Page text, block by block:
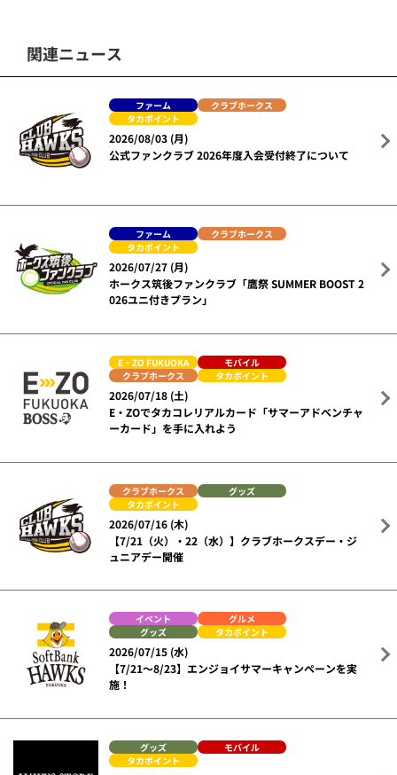
関連ニュース
ファーム
クラブホークス
タカポイント
2026/08/03 (月)
公式ファンクラブ 2026年度入会受付終了について
ファーム
クラブホークス
タカポイント
2026/07/27 (月)
ホークス筑後ファンクラブ「鷹祭 SUMMER BOOST 2
026ユニ付きプラン」
E・ZO FUKUOKA
モバイル
クラブホークス
タカポイント
2026/07/18 (土)
E・ZOでタカコレリアルカード「サマーアドベンチャ
ーカード」を手に入れよう
クラブホークス
グッズ
タカポイント
2026/07/16 (木)
【7/21（火）・22（水）】クラブホークスデー・ジ
ュニアデー開催
イベント
グルメ
グッズ
タカポイント
2026/07/15 (水)
【7/21～8/23】エンジョイサマーキャンペーンを実
施！
グッズ
モバイル
タカポイント